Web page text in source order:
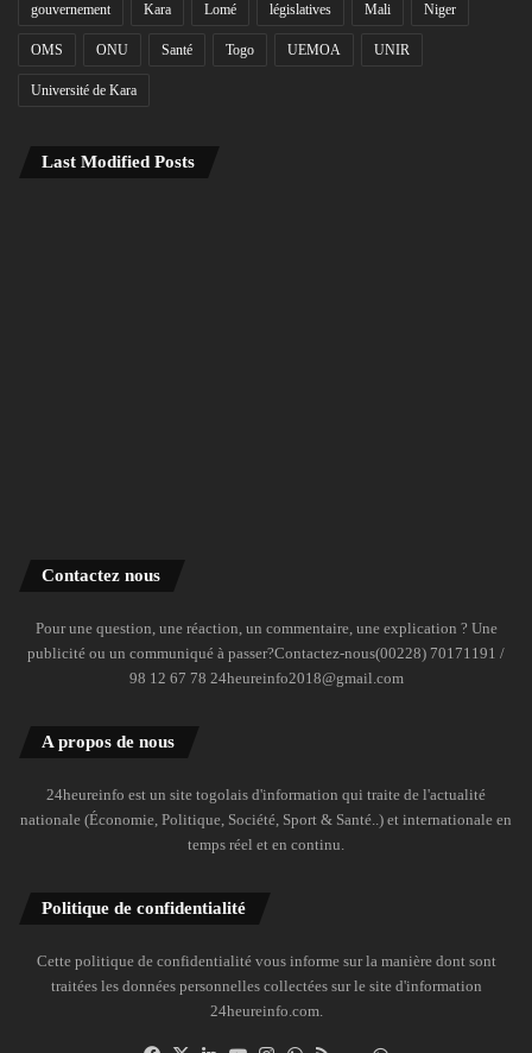
gouvernement Kara Lomé législatives Mali Niger
OMS ONU Santé Togo UEMOA UNIR
Université de Kara
Last Modified Posts
Contactez nous
Pour une question, une réaction, un commentaire, une explication ? Une
publicité ou un communiqué à passer?Contactez-nous(00228) 70171191 /
98 12 67 78 24heureinfo2018@gmail.com
A propos de nous
24heureinfo est un site togolais d'information qui traite de l'actualité
nationale (Économie, Politique, Société, Sport & Santé..) et internationale en
temps réel et en continu.
Politique de confidentialité
Cette politique de confidentialité vous informe sur la manière dont sont
traitées les données personnelles collectées sur le site d'information
24heureinfo.com.